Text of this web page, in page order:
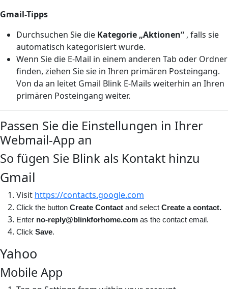
Gmail-Tipps
Durchsuchen Sie die Kategorie „Aktionen“ , falls sie
automatisch kategorisiert wurde.
Wenn Sie die E-Mail in einem anderen Tab oder Ordner
finden, ziehen Sie sie in Ihren primären Posteingang.
Von da an leitet Gmail Blink E-Mails weiterhin an Ihren
primären Posteingang weiter.
Passen Sie die Einstellungen in Ihrer
Webmail-App an
So fügen Sie Blink als Kontakt hinzu
Gmail
Visit https://contacts.google.com
Click the button Create Contact and select Create a contact.
Enter no-reply@blinkforhome.com as the contact email.
Click Save.
Yahoo
Mobile App